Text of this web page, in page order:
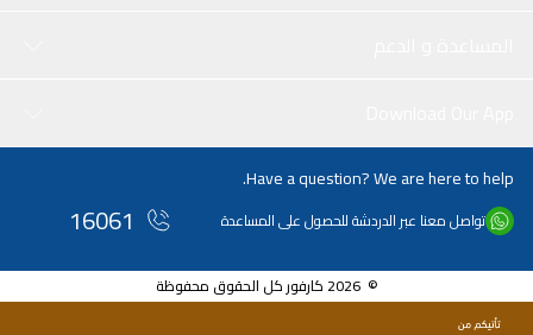
Have a question? We are here to help.
تواصل معنا عبر الدردشة للحصول على المساعدة 16061
© 2026 كارفور كل الحقوق محفوظة